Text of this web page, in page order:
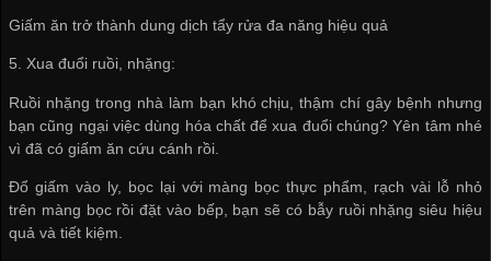
Giấm ăn trở thành dung dịch tẩy rửa đa năng hiệu quả
5. Xua đuổi ruồi, nhặng:
Ruồi nhặng trong nhà làm bạn khó chịu, thậm chí gây bệnh nhưng
bạn cũng ngại việc dùng hóa chất để xua đuổi chúng? Yên tâm nhé
vì đã có giấm ăn cứu cánh rồi.
Đổ giấm vào ly, bọc lại với màng bọc thực phẩm, rạch vài lỗ nhỏ
trên màng bọc rồi đặt vào bếp, bạn sẽ có bẫy ruồi nhặng siêu hiệu
quả và tiết kiệm.